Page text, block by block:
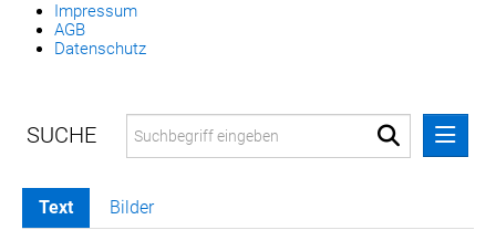
Impressum
AGB
Datenschutz
MELDUNGEN
Text Bilder